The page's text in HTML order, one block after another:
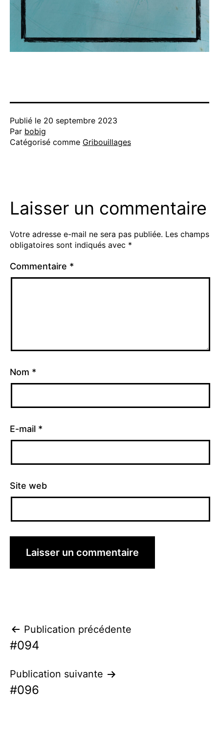
Publié le 20 septembre 2023
Par bobig
Catégorisé comme Gribouillages
Laisser un commentaire
Votre adresse e-mail ne sera pas publiée. Les champs
obligatoires sont indiqués avec *
Commentaire *
Nom *
E-mail *
Site web
Navigation
de
l’article
Publication précédente
#094
Publication suivante
#096